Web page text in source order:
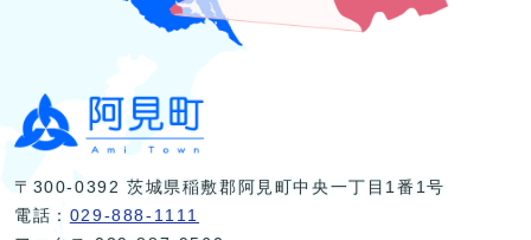
〒300-0392 茨城県稲敷郡阿見町中央一丁目1番1号
電話： 029-888-1111